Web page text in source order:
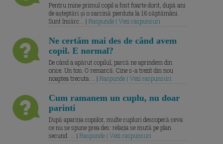
Pentru mine primul copil a fost foarte dorit, după ani
de așteptări și o sarcină pierduta la 16 săptămâni.
Sunt însărc... | Raspunde | Vezi raspunsuri
Ne certăm mai des de când avem
copil. E normal?
De când a apărut copilul, parcă ne aprindem din
orice. Un ton. O remarcă. Cine s-a trezit din nou
noaptea trecuta.... | Raspunde | Vezi raspunsuri
Cum ramanem un cuplu, nu doar
parinti
După apariția copiilor, multe cupluri descoperă ceva
ce nu se spune prea des: relația se mută pe plan
secund. ... | Raspunde | Vezi raspunsuri